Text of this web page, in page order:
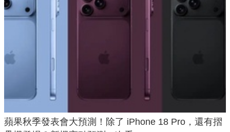
蘋果秋季發表會大預測！除了 iPhone 18 Pro，還有摺